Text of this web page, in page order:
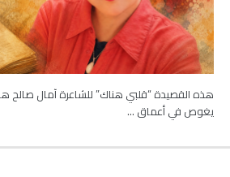
هذه القصيدة “قلبي هناك” للشاعرة آمال
يغوص في أعماق …